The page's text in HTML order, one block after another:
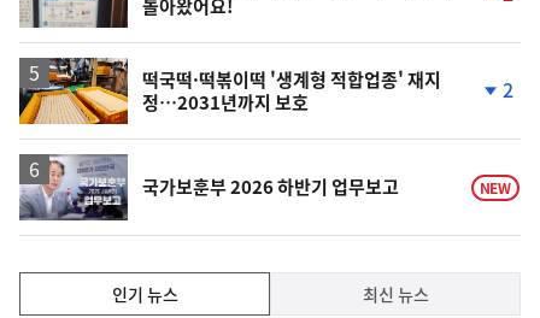
돌아왔어요!
떡국떡·떡볶이떡 '생계형 적합업종' 재지
정…2031년까지 보호
락
2
영
상
국가보훈부 2026 하반기 업무보고 NEW
인기 뉴스 최신 뉴스